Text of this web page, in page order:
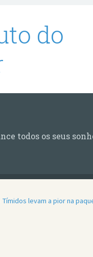
todos os seus
Tímidos levam a pior na